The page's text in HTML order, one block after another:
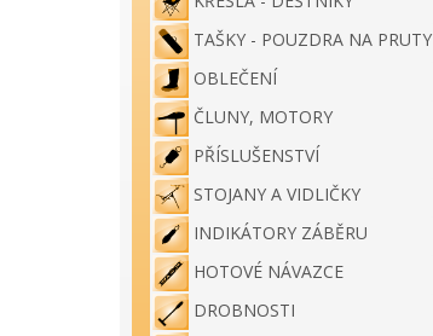
TAŠKY - POUZDRA NA PRUTY
OBLEČENÍ
ČLUNY, MOTORY
PŘÍSLUŠENSTVÍ
STOJANY A VIDLIČKY
INDIKÁTORY ZÁBĚRU
HOTOVÉ NÁVAZCE
DROBNOSTI